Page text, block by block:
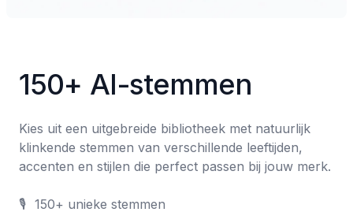
150+ AI-stemmen
Kies uit een uitgebreide bibliotheek met natuurlijk
klinkende stemmen van verschillende leeftijden,
accenten en stijlen die perfect passen bij jouw merk.
🎙️	150+ unieke stemmen